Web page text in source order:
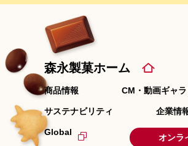
森永製菓ホーム
商品情報 CM・動画ギャ
サステナビリティ 企業情
Global
オンラ